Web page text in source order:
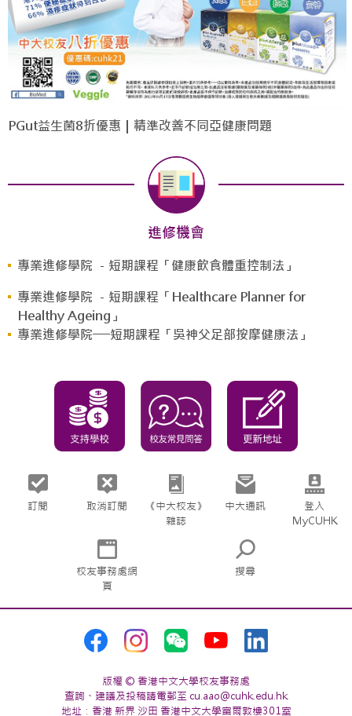
PGut益生菌8折優惠｜精準改善不同亞健康問題
進修機會
專業進修學院 －短期課程「健康飲食體重控制法」
專業進修學院 －短期課程「Healthcare Planner for
Healthy Ageing」
專業進修學院──短期課程「吳神父足部按摩健康法」
訂閱 取消訂閱
《中大校友》
雜誌
中大通訊
登入
MyCUHK
校友事務處網
頁
搜尋
版權 © 香港中文大學校友事務處
查詢、建議及投稿請電郵至 cu.aao@cuhk.edu.hk
地址：香港 新界 沙田 香港中文大學富爾敦樓301室